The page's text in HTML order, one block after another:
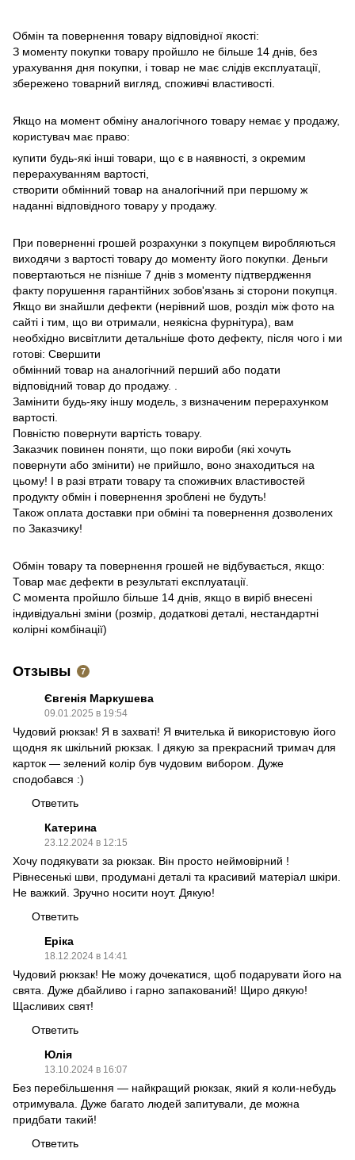
Обмін та повернення товару відповідної якості:
З моменту покупки товару пройшло не більше 14 днів, без
урахування дня покупки, і товар не має слідів експлуатації,
збережено товарний вигляд, споживчі властивості.
Якщо на момент обміну аналогічного товару немає у продажу,
користувач має право:
купити будь-які інші товари, що є в наявності, з окремим
перерахуванням вартості,
створити обмінний товар на аналогічний при першому ж
наданні відповідного товару у продажу.
При поверненні грошей розрахунки з покупцем виробляються
виходячи з вартості товару до моменту його покупки. Деньги
повертаються не пізніше 7 днів з моменту підтвердження
факту порушення гарантійних зобов'язань зі сторони покупця.
Якщо ви знайшли дефекти (нерівний шов, розділ між фото на
сайті і тим, що ви отримали, неякісна фурнітура), вам
необхідно висвітлити детальніше фото дефекту, після чого і ми
готові: Свершити
обмінний товар на аналогічний перший або подати
відповідний товар до продажу. .
Замінити будь-яку іншу модель, з визначеним перерахунком
вартості.
Повністю повернути вартість товару.
Заказчик повинен поняти, що поки вироби (які хочуть
повернути або змінити) не прийшло, воно знаходиться на
цьому! І в разі втрати товару та споживчих властивостей
продукту обмін і повернення зроблені не будуть!
Також оплата доставки при обміні та повернення дозволених
по Заказчику!
Обмін товару та повернення грошей не відбувається, якщо:
Товар має дефекти в результаті експлуатації.
С момента пройшло більше 14 днів, якщо в виріб внесені
індивідуальні зміни (розмір, додаткові деталі, нестандартні
колірні комбінації)
Отзывы 7
Євгенія Маркушева
09.01.2025 в 19:54
Чудовий рюкзак! Я в захваті! Я вчителька й використовую його
щодня як шкільний рюкзак. І дякую за прекрасний тримач для
карток — зелений колір був чудовим вибором. Дуже
сподобався :)
Ответить
Катерина
23.12.2024 в 12:15
Хочу подякувати за рюкзак. Він просто неймовірний !
Рівнесенькі шви, продумані деталі та красивий матеріал шкіри.
Не важкий. Зручно носити ноут. Дякую!
Ответить
Еріка
18.12.2024 в 14:41
Чудовий рюкзак! Не можу дочекатися, щоб подарувати його на
свята. Дуже дбайливо і гарно запакований! Щиро дякую!
Щасливих свят!
Ответить
Юлія
13.10.2024 в 16:07
Без перебільшення — найкращий рюкзак, який я коли-небудь
отримувала. Дуже багато людей запитували, де можна
придбати такий!
Ответить